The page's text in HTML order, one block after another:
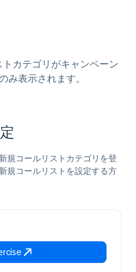
カテゴリがキャンペーン
み表示されます。
規コールリストカテゴリを登
規コールリストを設定する方